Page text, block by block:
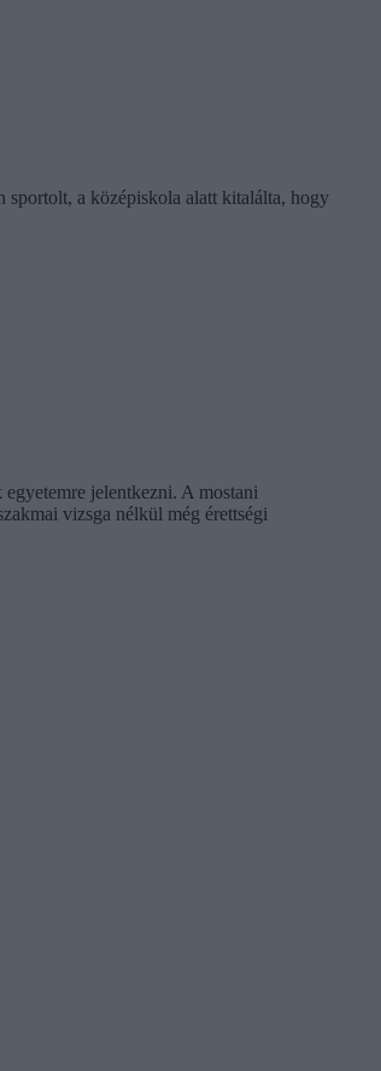
sportolt, a középiskola alatt kitalálta, hogy
jelentkezni. A mostani
vizsga nélkül még érettségi